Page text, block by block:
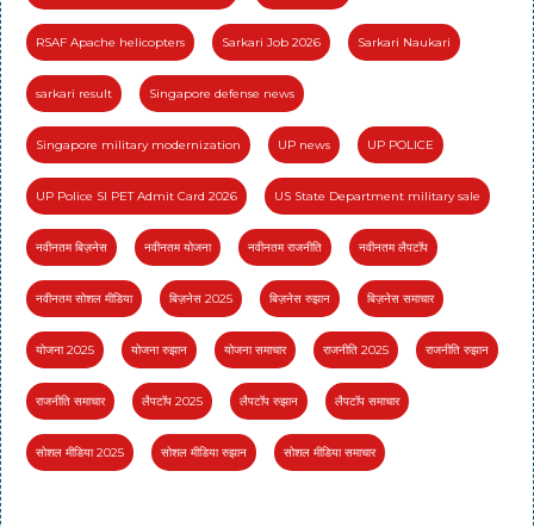
RSAF Apache helicopters Sarkari Job 2026 Sarkari Naukari
sarkari result Singapore defense news
Singapore military modernization UP news UP POLICE
UP Police SI PET Admit Card 2026 US State Department military sale
नवीनतम बिज़नेस नवीनतम योजना नवीनतम राजनीति नवीनतम लैपटॉप
नवीनतम सोशल मीडिया बिज़नेस 2025 बिज़नेस रुझान बिज़नेस समाचार
योजना 2025 योजना रुझान योजना समाचार राजनीति 2025 राजनीति रुझान
राजनीति समाचार लैपटॉप 2025 लैपटॉप रुझान लैपटॉप समाचार
सोशल मीडिया 2025 सोशल मीडिया रुझान सोशल मीडिया समाचार